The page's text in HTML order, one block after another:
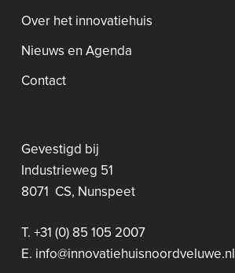
Over het innovatiehuis
Nieuws en Agenda
Contact
Gevestigd bij
Industrieweg 51
8071 CS, Nunspeet
T. +31 (0) 85 105 2007
E. info@innovatiehuisnoordveluwe.nl